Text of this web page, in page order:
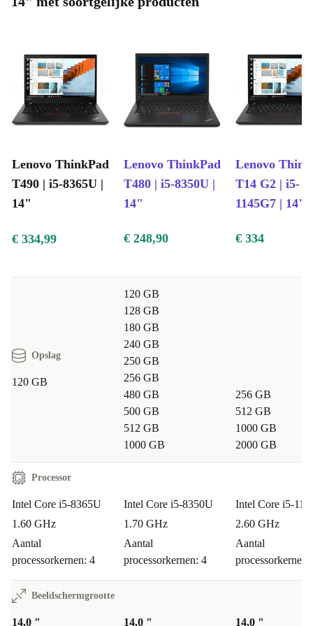
betrouwbare en krachtige laptop die kan voldoen aan
Wanneer je een refurbed product koopt, doe je ook iets
goeds voor het milieu.
Lenovo ThinkPad
T490 | i5-8365U |
14"
Lenovo ThinkPad
T480 | i5-8350U |
14"
Lenovo
T14 G2 | i5-
1145G7 | 14"
€ 334,99 € 248,90 € 334
Opslag
120 GB
120 GB
128 GB
180 GB
240 GB
250 GB
256 GB
480 GB
500 GB
512 GB
1000 GB
256 GB
512 GB
1000 GB
2000 GB
Processor
Intel Core i5-8365U
1.60 GHz
Aantal
processorkernen: 4
Intel Core i5-8350U
1.70 GHz
Aantal
processorkernen: 4
Intel Core i5-
2.60 GHz
Aantal
processorkernen:
Beeldschermgrootte
14.0 " 14.0 " 14.0 "